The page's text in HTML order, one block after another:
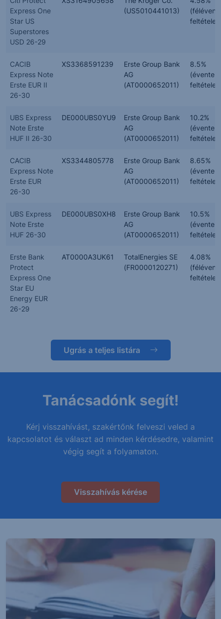
Express One
Star US
Superstores
USD 26-29
(US5010441013)
CACIB
Express Note
Erste EUR II
26-30
XS3368591239
Erste Group Bank
AG
(AT0000652011)
8.5%
(évente,
UBS Express
Note Erste
HUF II 26-30
DE000UBS0YU9
Erste Group Bank
AG
(AT0000652011)
10.2%
(évente,
CACIB
Express Note
Erste EUR
26-30
XS3344805778
Erste Group Bank
AG
(AT0000652011)
8.65%
(évente,
UBS Express
Note Erste
HUF 26-30
DE000UBS0XH8
Erste Group Bank
AG
(AT0000652011)
10.5%
(évente,
Erste Bank
Protect
Express One
Star EU
Energy EUR
26-29
AT0000A3UK61
TotalEnergies SE
(FR0000120271)
4.08%
Ugrás a teljes listára
Tanácsadónk segít!
Kérj visszahívást, szakértőnk felveszi veled a
kapcsolatot és választ ad minden kérdésedre, valamint
végig segít a folyamaton.
Visszahívás kérése